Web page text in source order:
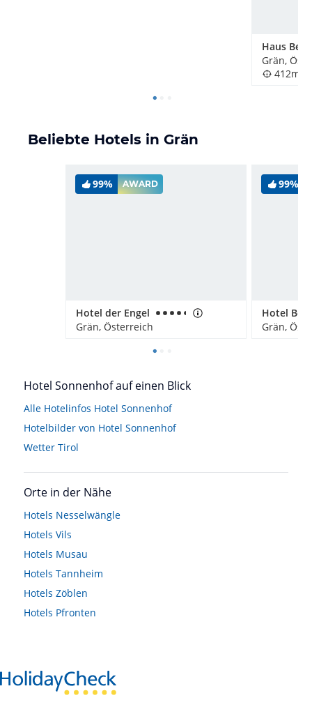
Haus
Grän,
412m
Beliebte Hotels in Grän
99% AWARD
Hotel der Engel
Grän, Österreich
99%
Hotel
Grän,
Hotel Sonnenhof auf einen Blick
Alle Hotelinfos Hotel Sonnenhof
Hotelbilder von Hotel Sonnenhof
Wetter Tirol
Orte in der Nähe
Hotels Nesselwängle
Hotels Vils
Hotels Musau
Hotels Tannheim
Hotels Zöblen
Hotels Pfronten